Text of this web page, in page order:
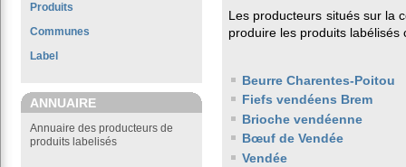
Produits
Communes
Label
ANNUAIRE
Annuaire des producteurs de
produits labelisés
Les producteurs situés sur la
produire les produits labélisés
Beurre Charentes-Poitou
Fiefs vendéens Brem
Brioche vendéenne
Bœuf de Vendée
Vendée